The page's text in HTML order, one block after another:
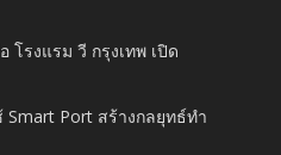
โรงแรม วี กรุงเทพ เปิด
Port สร้างกลยุทธ์ทำ